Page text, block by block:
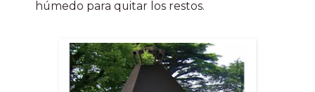
húmedo para quitar los restos.